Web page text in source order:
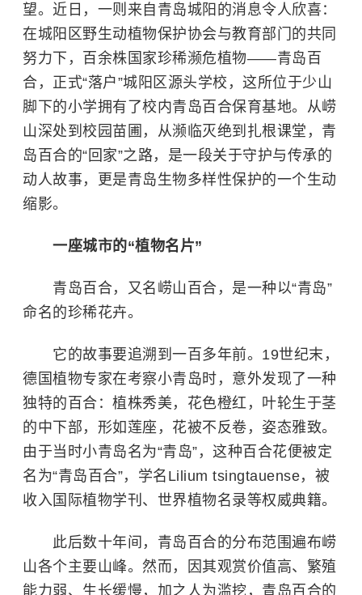
望。近日，一则来自青岛城阳的消息令人欣喜：
在城阳区野生动植物保护协会与教育部门的共同
努力下，百余株国家珍稀濒危植物——青岛百
合，正式“落户”城阳区源头学校，这所位于少山
脚下的小学拥有了校内青岛百合保育基地。从崂
山 深处到校园苗圃，从濒临灭绝到扎根课堂，青
岛百合的“回家”之路，是一段关于守护与传承的
动人故事，更是青岛生物多样性保护的一个生动
缩影。
一座城市的“植物名片”
青岛百合，又名崂山百合，是一种以“青岛”
命名的珍稀花卉。
它的故事要追溯到一百多年前。19世纪末，
德国植物专家在考察小青岛时，意外发现了一种
独特的百合：植株秀美，花色橙红，叶轮生于茎
的中下部，形如莲座，花被不反卷，姿态雅致。
由于当时小青岛名为“青岛”，这种百合花便被定
名为“青岛百合”，学名Lilium tsingtauense，被
收入国际植物学刊、世界植物名录等权威典籍。
此后数十年间，青岛百合的分布范围遍布崂
山各个主要山峰。然而，因其观赏价值高、繁殖
能力弱、生长缓慢，加之人为滥挖，青岛百合的